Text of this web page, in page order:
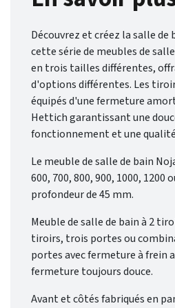
Découvrez et créez la salle de
cette série de meubles de
en trois tailles différentes,
d'options différentes. Les
équipés d'une fermeture
Hettich garantissant une
fonctionnement et une
Le meuble de salle de bain
600, 700, 800, 900, 1000, 1200
profondeur de 45 mm.
Meuble de salle de bain à 2
tiroirs, trois portes ou
portes avec fermeture à frein
fermeture toujours douce.
Avant et côtés fabriqués en